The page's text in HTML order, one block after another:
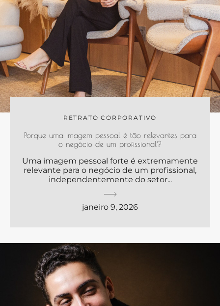
RETRATO CORPORATIVO
Porque uma imagem pessoal é tão relevantes para
o negócio de um profissional?
Uma imagem pessoal forte é extremamente
relevante para o negócio de um profissional,
independentemente do setor...
janeiro 9, 2026